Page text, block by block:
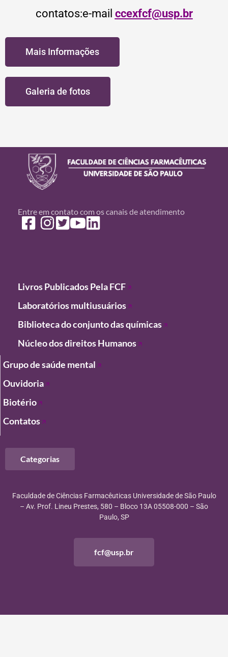
contatos:e-mail ccexfcf@usp.br
Mais Informações
Galeria de fotos
Entre em contato com os canais de atendimento
Livros Publicados Pela FCF
Laboratóriosmultiusuários
Biblioteca do conjunto das químicas
Núcleo dos direitos Humanos
Grupo de saúde mental
Ouvidoria
Biotério
Contatos
Categorias
Faculdade de Ciências Farmacêuticas Universidade de São Paulo
– Av. Prof. Lineu Prestes, 580 – Bloco 13A 05508-000 – São
Paulo, SP
fcf@usp.br